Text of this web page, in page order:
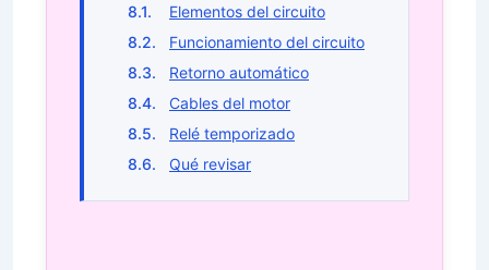
Elementos del circuito
Funcionamiento del circuito
Retorno automático
Cables del motor
Relé temporizado
Qué revisar